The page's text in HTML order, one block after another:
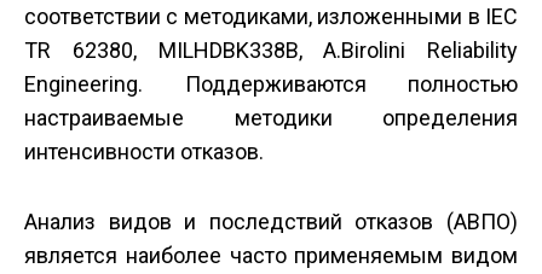
соответствии с методиками, изложенными в IEC
TR 62380, MIL­HDBK­338B, A.Birolini Reliability
Engineering. Поддерживаются полностью
настраиваемые методики определения
интенсивности отказов.
Анализ видов и последствий отказов (АВПО)
является наиболее часто применяемым видом